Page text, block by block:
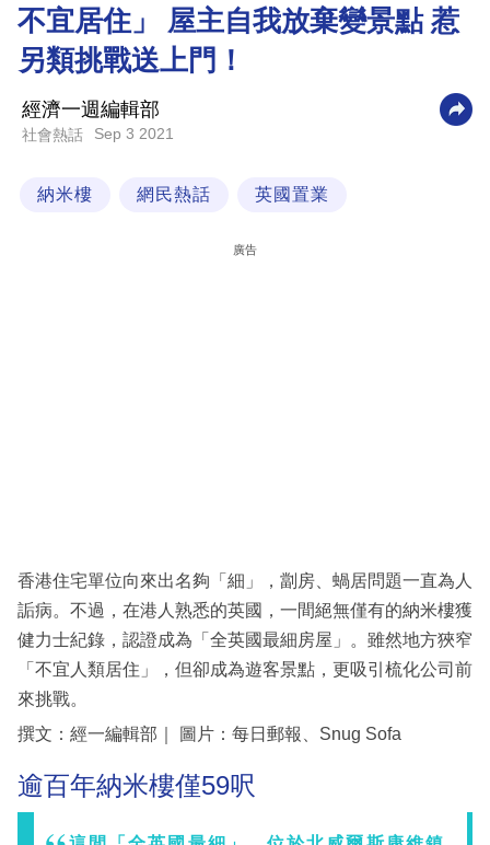
商
業
科
技
場
不宜居住」 屋主自我放棄變景點 惹
另類挑戰送上門！
經濟一週編輯部
社會熱話 Sep 3 2021
納米樓 網民熱話 英國置業
廣告
香港住宅單位向來出名夠「細」，劏房、蝸居問題一直為人
詬病。不過，在港人熟悉的英國，一間絕無僅有的納米樓獲
健力士紀錄，認證成為「全英國最細房屋」。雖然地方狹窄
「不宜人類居住」，但卻成為遊客景點，更吸引梳化公司前
來挑戰。
撰文：經一編輯部｜ 圖片：每日郵報、Snug Sofa
逾百年納米樓僅59呎